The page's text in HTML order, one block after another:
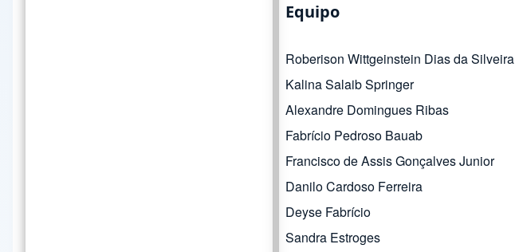
Equipo
Roberison Wittgeinstein Dias da Silveira
Kalina Salaib Springer
Alexandre Domingues Ribas
Fabrício Pedroso Bauab
Francisco de Assis Gonçalves Junior
Danilo Cardoso Ferreira
Deyse Fabrício
Sandra Estroges